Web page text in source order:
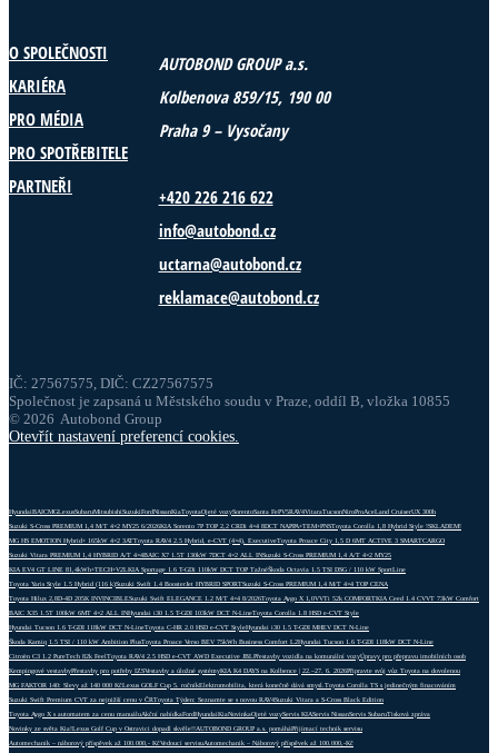
O SPOLEČNOSTI
KARIÉRA
PRO MÉDIA
PRO SPOTŘEBITELE
PARTNEŘI
AUTOBOND GROUP a.s.
Kolbenova 859/15, 190 00
Praha 9 – Vysočany
+420 226 216 622
info@autobond.cz
uctarna@autobond.cz
reklamace@autobond.cz
IČ: 27567575, DIČ: CZ27567575
Společnost je zapsaná u Městského soudu v Praze, oddíl B, vložka 10855
© 2026 Autobond Group
Otevřít nastavení preferencí cookies.
Hyundai BAICMG LexusSubaruMitsubishiSuzuki Ford NissanKiaToyotaOjeté vozySorentoSanta FePV5RAV4VitaraTucsonNiroProAce Land Cruiser UX 300h
Suzuki S-Cross PREMIUM 1,4 M/T 4×2 MY25 6/2026KIA Sorento 7P TOP 2,2 CRDi 4×4 8DCT NAPPA+TEM+PNSToyota Corolla 1,8 Hybrid Style !SKLADEM!
MG HS EMOTION Hybrid+ 165kW 4×2 3ATToyota RAV4 2.5 Hybrid, e-CVT (4×4), ExecutiveToyota Proace City 1,5 D 6MT ACTIVE 3 SMARTCARGO
Suzuki Vitara PREMIUM 1,4 HYBRID A/T 4×4BAIC X7 1.5T 130kW 7DCT 4×2 ALL INSuzuki S-Cross PREMIUM 1,4 A/T 4×2 MY25
KIA EV4 GT LINE 81,4kWh+TECH+V2L KIA Sportage 1.6 T-GDi 110kW DCT TOP TažnéŠkoda Octavia 1.5 TSI DSG / 110 kW SportLine
Toyota Yaris Style 1.5 Hybrid (116 k)Suzuki Swift 1.4 BoosterJet HYBRID SPORTSuzuki S-Cross PREMIUM 1,4 M/T 4×4 TOP CENA
Toyota Hilux 2,8D-4D 205K INVINCIBLESuzuki Swift ELEGANCE 1.2 M/T 4×4 8/2026Toyota Aygo X 1,0VVTi 52k COMFORTKIA Ceed 1.4 CVVT 73kW Comfort
BAIC X35 1.5T 100kW 6MT 4×2 ALL IN Hyundai i30 1.5 T-GDI 103kW DCT N-LineToyota Corolla 1.8 HSD e-CVT Style
Hyundai Tucson 1.6 T-GDI 118kW DCT N-LineToyota C-HR 2.0 HSD e-CVT Style Hyundai i30 1.5 T-GDI MHEV DCT N-Line
Škoda Kamiq 1.5 TSI / 110 kW Ambition PlusToyota Proace Verso BEV 75kWh Business Comfort L2 Hyundai Tucson 1.6 T-GDI 118kW DCT N-Line
Citroën C3 1.2 PureTech 82k Feel Toyota RAV4 2.5 HSD e-CVT AWD Executive JBL Přestavby vozidla na komunální vozy Úpravy pro přepravu imobilních osob
Kempingové vestavbyPřestavby pro potřeby IZSVestavby a úložné systémyKIA K4 DAYS na Kolbence | 22.–27. 6. 2026Připravte svůj vůz Toyota na dovolenou
MG FAKTOR 140: Slevy až 140 000 Kč Lexus GOLF Cup 5. ročník Elektromobilita, která konečně dává smysl. Toyota Corolla TS s jedinečným finacováním
Suzuki Swift Premium CVT za nejnižší cenu v ČRToyota Týden: Seznamte se s novou RAV4Suzuki Vitara a S-Cross Black Edition
Toyota Aygo X s automatem za cenu manuáluAkční nabídkaFord Hyundai KiaNovinkaOjeté vozyServis KIAServis NissanServis SubaruTisková zpráva
Novinky ze světa Kia! Lexus Golf Cup v Ostravici dopadl skvěle!!AUTOBOND GROUP a.s. pomáháPřijímací technik servisu
Automechanik – náborový příspěvek až 100.000,- KčVedoucí servisuAutomechanik – Náborový příspěvek až 100.000,-Kč